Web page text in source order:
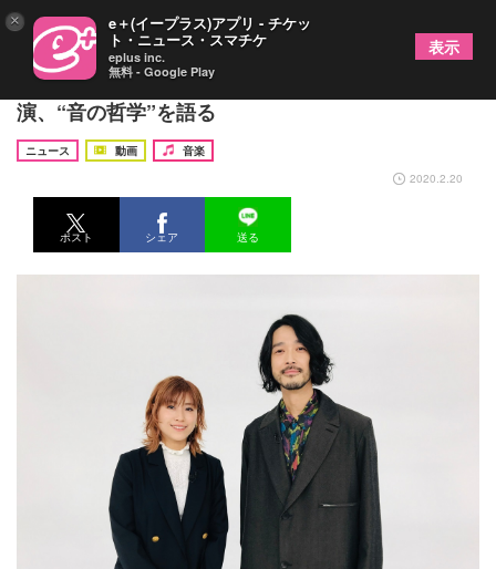
大橋トリオ テレビ朝日系『BREAK OUT』に初出
演、“音の哲学”を語る
ニュース 動画
音楽
2020.2.20
ポスト シェア 送る
× e＋(イープラス)アプリ - チケッ
ト・ニュース・スマチケ
eplus inc.
無料 - Google Play
表示